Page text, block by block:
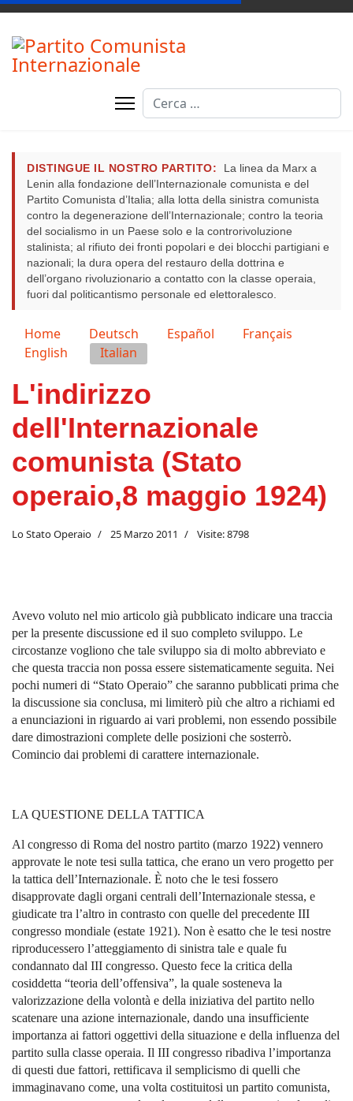
Cerca
DISTINGUE IL NOSTRO PARTITO:
La linea da Marx a
Lenin alla fondazione dell’Internazionale comunista e del
Partito Comunista d’Italia; alla lotta della sinistra comunista
contro la degenerazione dell’Internazionale; contro la teoria
del socialismo in un Paese solo e la controrivoluzione
stalinista; al rifiuto dei fronti popolari e dei blocchi partigiani e
nazionali; la dura opera del restauro della dottrina e
dell’organo rivoluzionario a contatto con la classe operaia,
fuori dal politicantismo personale ed elettoralesco.
Seleziona la tua lingua
Home Deutsch Español
Français
English
Italian
L'indirizzo
dell'Internazionale
comunista (Stato
operaio,8 maggio 1924)
Lo Stato Operaio 25 Marzo 2011 Visite: 8798
Avevo voluto nel mio articolo già pubblicato indicare una traccia
per la presente discussione ed il suo completo sviluppo. Le
circostanze vogliono che tale sviluppo sia di molto abbreviato e
che questa traccia non possa essere sistematicamente seguita. Nei
pochi numeri di “Stato Operaio” che saranno pubblicati prima che
la discussione sia conclusa, mi limiterò più che altro a richiami ed
a enunciazioni in riguardo ai vari problemi, non essendo possibile
dare dimostrazioni complete delle posizioni che sosterrò.
Comincio dai problemi di carattere internazionale.
LA QUESTIONE DELLA TATTICA
Al congresso di Roma del nostro partito (marzo 1922) vennero
approvate le note tesi sulla tattica, che erano un vero progetto per
la tattica dell’Internazionale. È noto che le tesi fossero
disapprovate dagli organi centrali dell’Internazionale stessa, e
giudicate tra l’altro in contrasto con quelle del precedente III
congresso mondiale (estate 1921). Non è esatto che le tesi nostre
riproducessero l’atteggiamento di sinistra tale e quale fu
condannato dal III congresso. Questo fece la critica della
cosiddetta “teoria dell’offensiva”, la quale sosteneva la
valorizzazione della volontà e della iniziativa del partito nello
scatenare una azione internazionale, dando una insufficiente
importanza ai fattori oggettivi della situazione e della influenza del
partito sulla classe operaia. Il III congresso ribadiva l’importanza
di questi due fattori, rettificava il semplicismo di quelli che
immaginavano come, una volta costituitosi un partito comunista,